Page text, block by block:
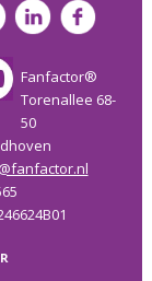
Fanfactor®
Torenallee 68-
50